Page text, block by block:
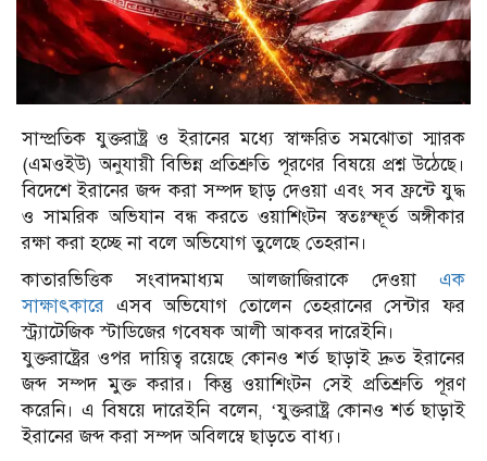
সাম্প্রতিক যুক্তরাষ্ট্র ও ইরানের মধ্যে স্বাক্ষরিত সমঝোতা স্মারক
(এমওইউ) অনুযায়ী বিভিন্ন প্রতিশ্রুতি পূরণের বিষয়ে প্রশ্ন উঠেছে।
বিদেশে ইরানের জব্দ করা সম্পদ ছাড় দেওয়া এবং সব ফ্রন্টে যুদ্ধ
ও সামরিক অভিযান বন্ধ করতে ওয়াশিংটন স্বতঃস্ফূর্ত অঙ্গীকার
রক্ষা করা হচ্ছে না বলে অভিযোগ তুলেছে তেহরান।
কাতারভিত্তিক সংবাদমাধ্যম আলজাজিরাকে দেওয়া এক
সাক্ষাৎকারে এসব অভিযোগ তোলেন তেহরানের সেন্টার ফর
স্ট্র্যাটেজিক স্টাডিজের গবেষক আলী আকবর দারেইনি।
যুক্তরাষ্ট্রের ওপর দায়িত্ব রয়েছে কোনও শর্ত ছাড়াই দ্রুত ইরানের
জব্দ সম্পদ মুক্ত করার। কিন্তু ওয়াশিংটন সেই প্রতিশ্রুতি পূরণ
করেনি। এ বিষয়ে দারেইনি বলেন, ‘যুক্তরাষ্ট্র কোনও শর্ত ছাড়াই
ইরানের জব্দ করা সম্পদ অবিলম্বে ছাড়তে বাধ্য।